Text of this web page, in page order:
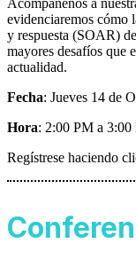
Acompáñenos a
evidenciaremos cómo
y respuesta (SOAR)
mayores desafíos que
actualidad.
Fecha: Jueves 14 de
Hora: 2:00 PM a 3:00
Regístrese haciendo